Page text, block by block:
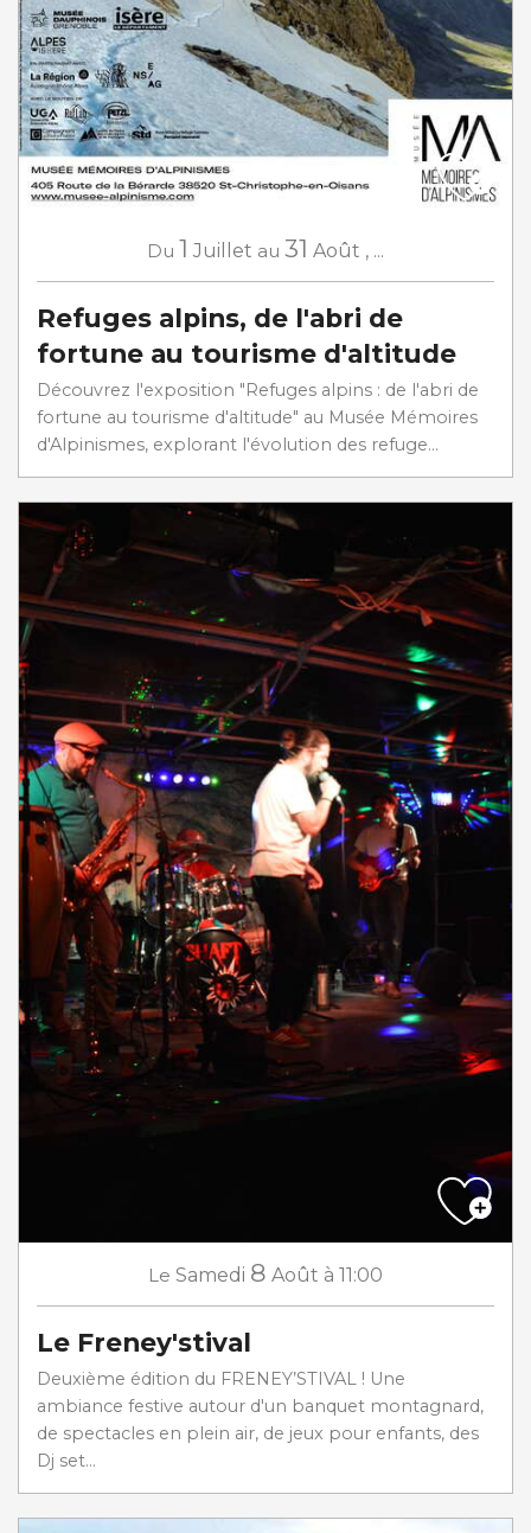
Du 1 Juillet au 31 Août , ...
Refuges alpins, de l'abri de
fortune au tourisme d'altitude
Découvrez l'exposition "Refuges alpins : de l'abri de
fortune au tourisme d'altitude" au Musée Mémoires
d'Alpinismes, explorant l'évolution des refuge...
Le Samedi 8 Août à 11:00
Le Freney'stival
Deuxième édition du FRENEY’STIVAL ! Une
ambiance festive autour d'un banquet montagnard,
de spectacles en plein air, de jeux pour enfants, des
Dj set...